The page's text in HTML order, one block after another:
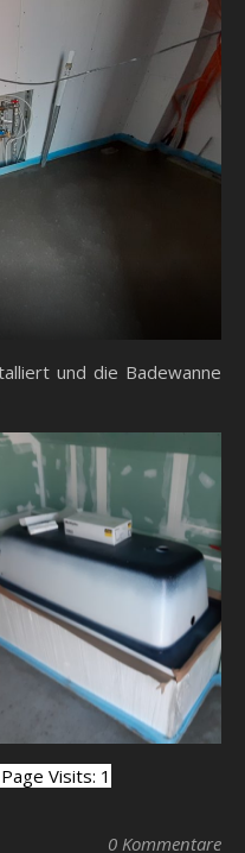
und die Badewanne
Visits: 1
0 Kommentare